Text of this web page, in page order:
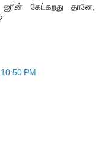
கேட்கறது தானே,
PM